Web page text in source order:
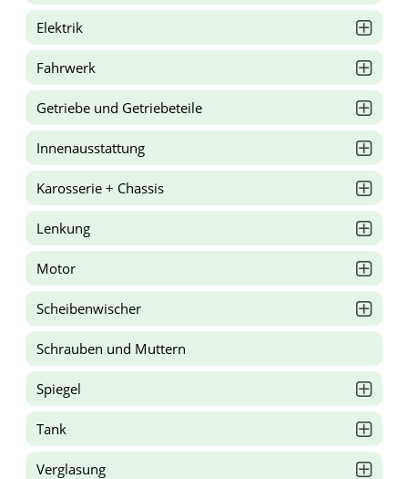
Elektrik
Fahrwerk
Getriebe und Getriebeteile
Innenausstattung
Karosserie + Chassis
Lenkung
Motor
Scheibenwischer
Schrauben und Muttern
Spiegel
Tank
Verglasung